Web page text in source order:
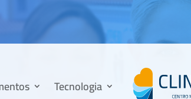
Tecnologia